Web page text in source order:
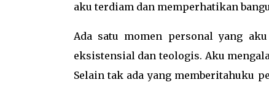
aku terdiam dan memperhatikan
Ada satu momen personal yang
eksistensial dan teologis. Aku
Selain tak ada yang memberitahuku